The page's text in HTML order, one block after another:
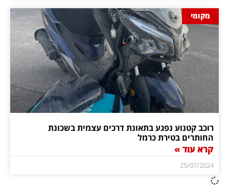
מקומי
רוכב קטנוע נפגע בתאונת דרכים עצמית בשכונת
החותרים בטירת כרמל
קרא עוד »
25/07/2024